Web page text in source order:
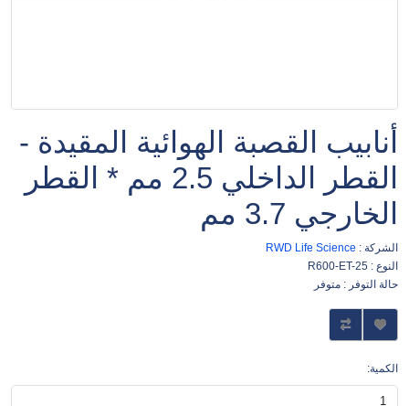
أنابيب القصبة الهوائية المقيدة -
القطر الداخلي 2.5 مم * القطر
الخارجي 3.7 مم
الشركة : RWD Life Science
النوع : R600-ET-25
حالة التوفر : متوفر
الكمية: